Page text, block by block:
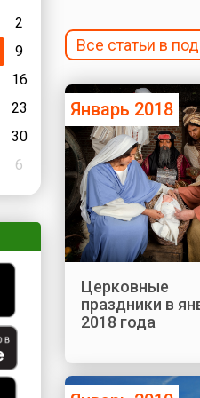
2
9
16
23
30
6
Все статьи в
Январь 2018
Церковные
праздники в
2018 года